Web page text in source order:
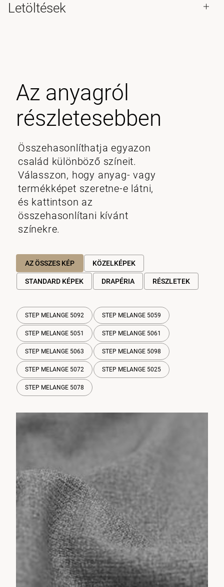
Letöltések
Az anyagról
részletesebben
Összehasonlíthatja egyazon
család különböző színeit.
Válasszon, hogy anyag- vagy
termékképet szeretne-e látni,
és kattintson az
összehasonlítani kívánt
színekre.
AZ ÖSSZES KÉP KÖZELKÉPEK
STANDARD KÉPEK DRAPÉRIA RÉSZLETEK
STEP MELANGE 5092 STEP MELANGE 5059
STEP MELANGE 5051 STEP MELANGE 5061
STEP MELANGE 5063 STEP MELANGE 5098
STEP MELANGE 5072 STEP MELANGE 5025
STEP MELANGE 5078